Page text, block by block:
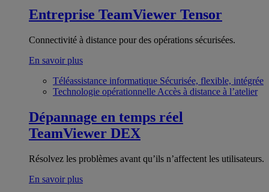
Entreprise TeamViewer Tensor
Connectivité à distance pour des opérations sécurisées.
En savoir plus
Téléassistance informatique Sécurisée, flexible, intégrée
Technologie opérationnelle Accès à distance à l’atelier
Dépannage en temps réel
TeamViewer DEX
Résolvez les problèmes avant qu’ils n’affectent les utilisateurs.
En savoir plus